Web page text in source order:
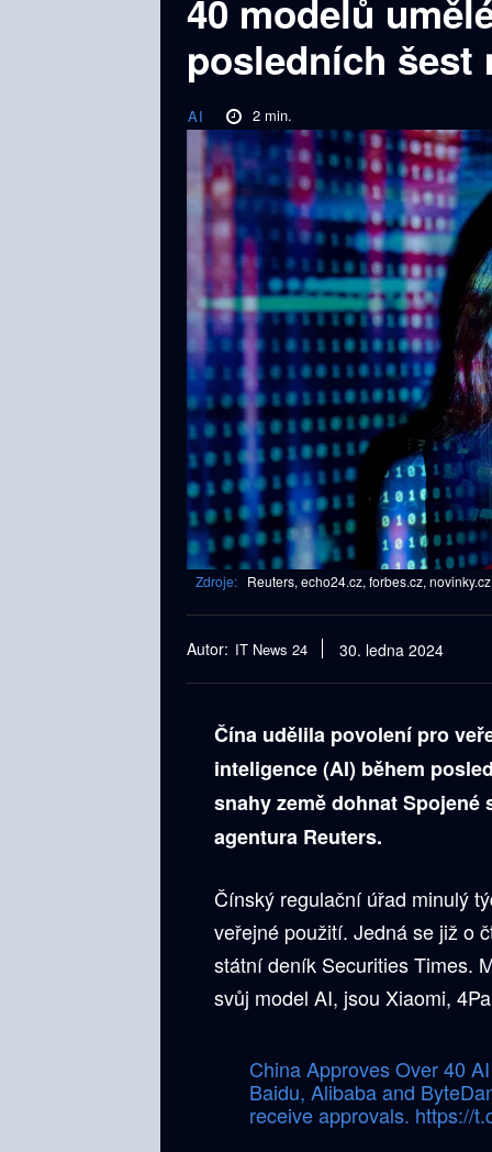
40 modelů
posledních šest
AI 2 min.
Zdroje: Reuters, echo24.cz, forbes.cz,
Autor: IT News 24 30. ledna 2024
Čína udělila povolení pro
inteligence (AI) během
snahy země dohnat
agentura Reuters.
Čínský regulační úřad minulý
veřejné použití. Jedná se již o
státní deník Securities Times.
svůj model AI, jsou Xiaomi,
China Approves Over 40
Baidu, Alibaba and
receive approvals. https://